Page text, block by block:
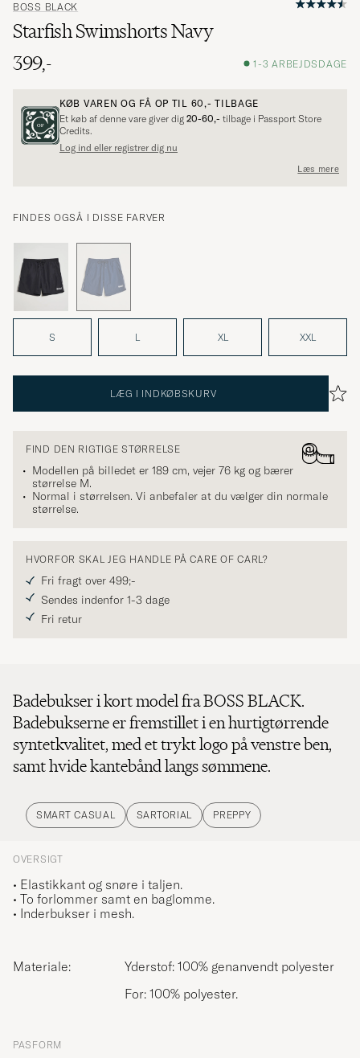
BOSS BLACK
Starfish Swimshorts Navy
399,-
1-3 ARBEJDSDAGE
KØB VAREN OG FÅ OP TIL 60,- TILBAGE
Et køb af denne vare giver dig 20-60,- tilbage i Passport Store
Credits.
Log ind eller registrer dig nu
Læs mere
FINDES OGSÅ I DISSE FARVER
S L XL XXL
LÆG I INDKØBSKURV
FIND DEN RIGTIGE STØRRELSE
Modellen på billedet er 189 cm, vejer 76 kg og bærer
størrelse M.
Normal i størrelsen. Vi anbefaler at du vælger din normale
størrelse.
HVORFOR SKAL JEG HANDLE PÅ CARE OF CARL?
Fri fragt over 499;-
Sendes indenfor 1-3 dage
Fri retur
Badebukser i kort model fra BOSS BLACK.
Badebukserne er fremstillet i en hurtigtørrende
syntetkvalitet, med et trykt logo på venstre ben,
samt hvide kantebånd langs sømmene.
SMART CASUAL SARTORIAL PREPPY
OVERSIGT
• Elastikkant og snøre i taljen.
• To forlommer samt en baglomme.
• Inderbukser i mesh.
Materiale:
Yderstof: 100% genanvendt polyester
For: 100% polyester.
PASFORM